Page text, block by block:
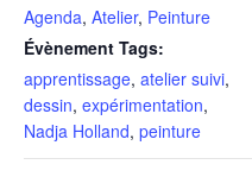
Agenda, Atelier, Peinture
Évènement Tags:
apprentissage, atelier suivi,
dessin, expérimentation,
Nadja Holland, peinture